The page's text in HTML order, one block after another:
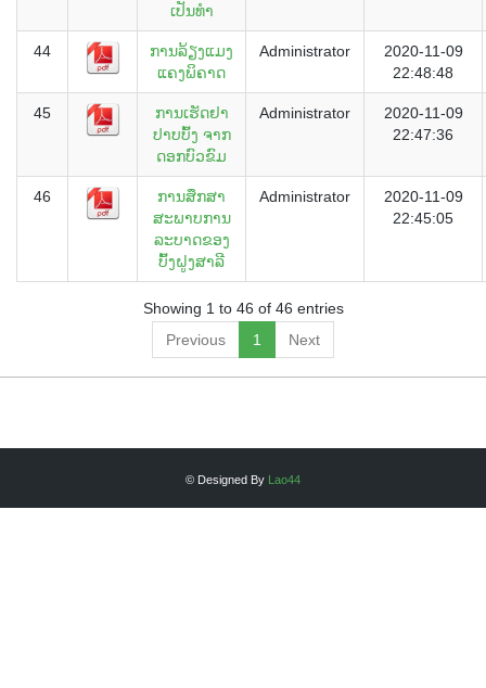
ເປັນທຳ
44
ການລ້ຽງແມງ
ແຄງພິຄາດ
Administrator
2020-11-09
22:48:48
45
ການເຮັດຢາ
ປາບບົ້ງ ຈາກ
ດອກບົວຂົມ
Administrator
2020-11-09
22:47:36
46
ການສຶກສາ
ສະພາບການ
ລະບາດຂອງ
ບົ້ງຝູງສາລີ
Administrator
2020-11-09
22:45:05
Showing 1 to 46 of 46 entries
Previous
1 Next
© Designed By Lao44